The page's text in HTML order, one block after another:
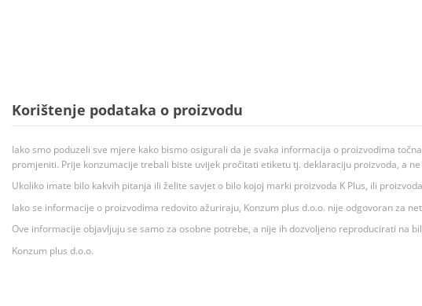
Korištenje podataka o proizvodu
Iako smo poduzeli sve mjere kako bismo osigurali da je svaka informacija o proizvodima
promjeniti. Prije konzumacije trebali biste uvijek pročitati etiketu tj. deklaraciju proizvoda, a
Ukoliko imate bilo kakvih pitanja ili želite savjet o bilo kojoj marki proizvoda K Plus, ili
Iako se informacije o proizvodima redovito ažuriraju, Konzum plus d.o.o. nije odgovoran za
Ove informacije objavljuju se samo za osobne potrebe, a nije ih dozvoljeno reproducirati na
Konzum plus d.o.o.